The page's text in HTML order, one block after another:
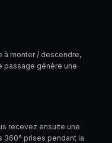
à monter / descendre,
passage génère une
recevez ensuite une
prises pendant la